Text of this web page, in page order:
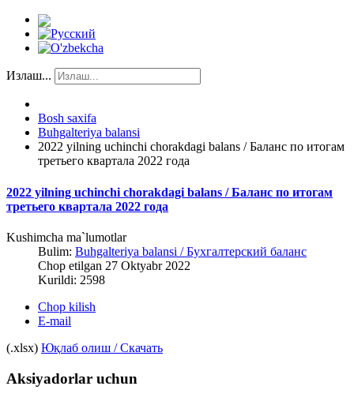
Излаш...
Bosh saxifa
Buhgalteriya balansi
2022 yilning uchinchi chorakdagi balans / Баланс по итогам
третьего квартала 2022 года
2022 yilning uchinchi chorakdagi balans / Баланс по итогам
третьего квартала 2022 года
Kushimcha ma`lumotlar
Bulim: Buhgalteriya balansi / Бухгалтерский баланс
Chop etilgan 27 Oktyabr 2022
Kurildi: 2598
Chop kilish
E-mail
(.xlsx) Юқлаб олиш / Скачать
Aksiyadorlar uchun